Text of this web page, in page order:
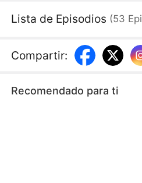
mundos. Su primer viaje al
celestial, negocia elixires
Descubre que la riqueza
Lista de Episodios (53
Compartir:
Recomendado para ti